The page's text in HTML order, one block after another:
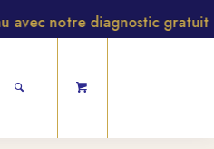
notre diagnostic gratuit